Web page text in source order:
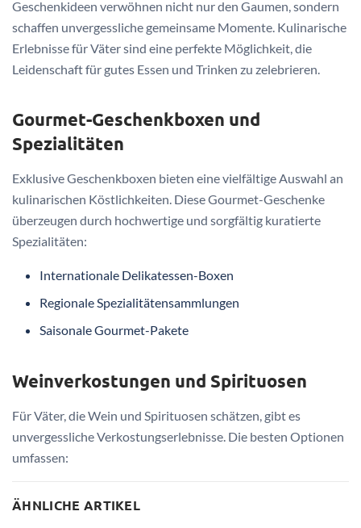
Geschenkideen verwöhnen nicht nur den Gaumen, sondern
schaffen unvergessliche gemeinsame Momente. Kulinarische
Erlebnisse für Väter sind eine perfekte Möglichkeit, die
Leidenschaft für gutes Essen und Trinken zu zelebrieren.
Gourmet-Geschenkboxen und
Spezialitäten
Exklusive Geschenkboxen bieten eine vielfältige Auswahl an
kulinarischen Köstlichkeiten. Diese Gourmet-Geschenke
überzeugen durch hochwertige und sorgfältig kuratierte
Spezialitäten:
Internationale Delikatessen-Boxen
Regionale Spezialitätensammlungen
Saisonale Gourmet-Pakete
Weinverkostungen und Spirituosen
Für Väter, die Wein und Spirituosen schätzen, gibt es
unvergessliche Verkostungserlebnisse. Die besten Optionen
umfassen:
ÄHNLICHE ARTIKEL